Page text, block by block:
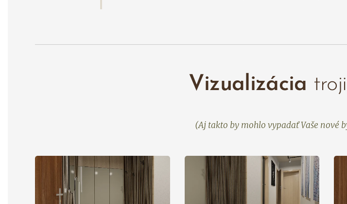
Vizualizácia
(Aj takto by mohlo vypadať Vaše nové